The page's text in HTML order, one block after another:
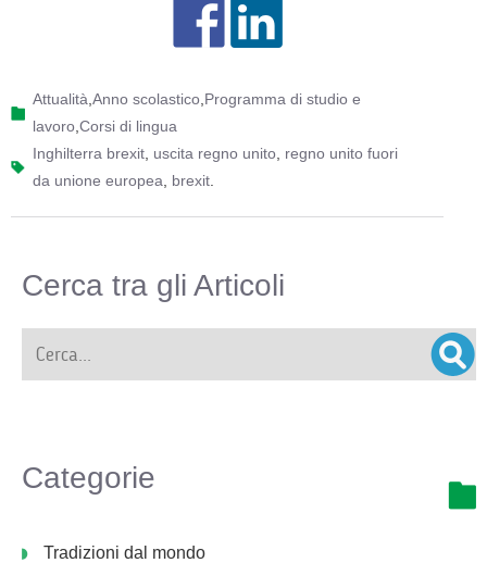
Attualità Anno scolastico Programma di studio e
lavoro Corsi di lingua
inghilterra brexit uscita regno unito regno unito fuori
da unione europea
brexit
Cerca tra gli Articoli
Categorie
Tradizioni dal mondo